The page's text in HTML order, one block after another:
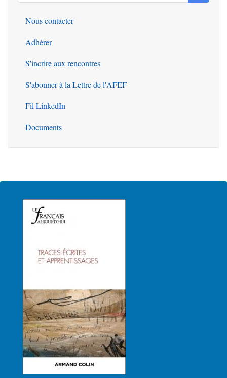
Outils
Nous contacter
Adhérer
S'incrire aux rencontres
S'abonner à la Lettre de l'AFEF
Fil LinkedIn
Documents